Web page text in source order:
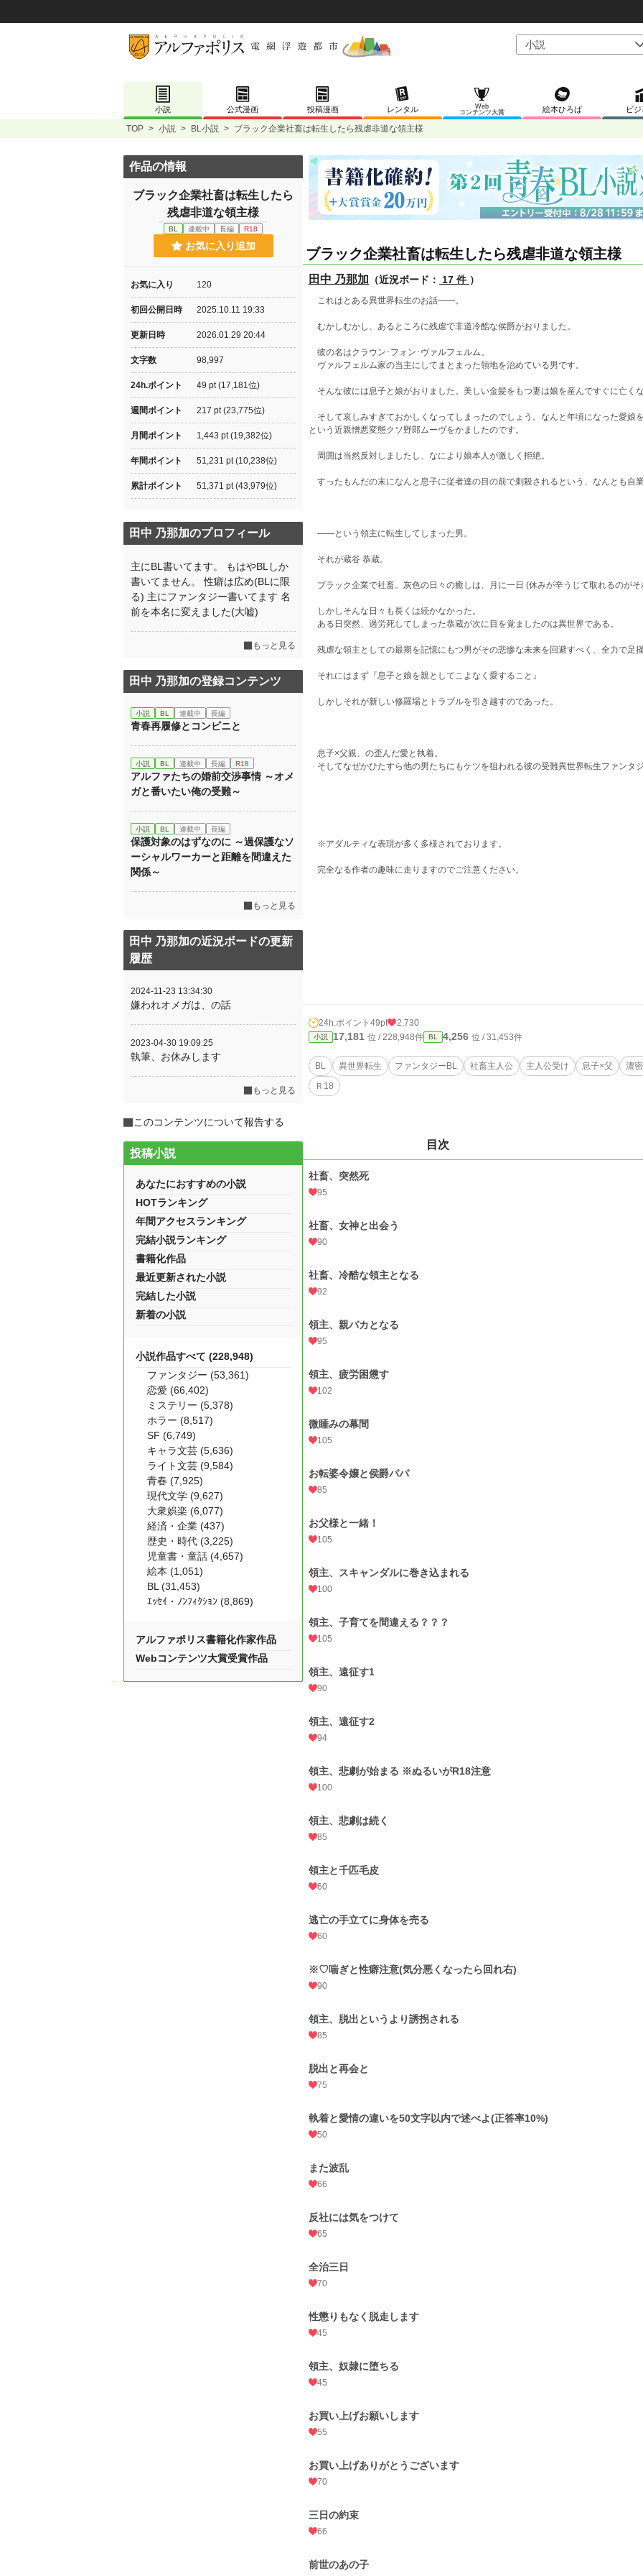
小説 公式漫画 投稿漫画 レンタル
Web
コンテンツ大賞
絵本ひろば ビジ
TOP > 小説 > BL小説 > ブラック企業社畜は転生したら残虐非道な領主様
ブラック企業社畜は転生したら残虐非道な領主様
田中 乃那加 （近況ボード： 17 件 ）
これはとある異世界転生のお話――。
むかしむかし、あるところに残虐で非道冷酷な侯爵がおりました。
彼の名はクラウン･フォン･ヴァルフェルム。
ヴァルフェルム家の当主にしてまとまった領地を治めている男です。
そんな彼には息子と娘がおりました。美しい金髪をもつ妻は娘を産んですぐに亡く
そして哀しみすぎておかしくなってしまったのでしょう。なんと年頃になった愛娘
という近親憎悪変態クソ野郎ムーヴをかましたのです。
周囲は当然反対しましたし、なにより娘本人が激しく拒絶。
すったもんだの末になんと息子に従者達の目の前で刺殺されるという、なんとも自
――という領主に転生してしまった男。
それが蔵谷 恭蔵。
ブラック企業で社畜。灰色の日々の癒しは、月に一日 (休みが辛うじて取れるのが
しかしそんな日々も長くは続かなかった。
ある日突然、過労死してしまった恭蔵が次に目を覚ましたのは異世界である。
残虐な領主としての最期を記憶にもつ男がその悲惨な未来を回避すべく、全力で足掻
それにはまず『息子と娘を親としてこよなく愛すること』
しかしそれが新しい修羅場とトラブルを引き越すのであった。
息子×父親、の歪んだ愛と執着。
そしてなぜかひたすら他の男たちにもケツを狙われる彼の受難異世界転生ファンタジ
※アダルティな表現が多く多様されております。
完全なる作者の趣味に走りますのでご注意ください。
24h.ポイント 49pt 2,730
小説 17,181 位 / 228,948件 BL 4,256 位 / 31,453件
BL 異世界転生 ファンタジーBL 社畜主人公 主人公受け 息子×父 濃
Ｒ18
目次
社畜、突然死
95
社畜、女神と出会う
90
社畜、冷酷な領主となる
92
領主、親バカとなる
95
領主、疲労困憊す
102
微睡みの幕間
105
お転婆令嬢と侯爵パパ
85
お父様と一緒！
105
領主、スキャンダルに巻き込まれる
100
領主、子育てを間違える？？？
105
領主、遠征す1
90
領主、遠征す2
94
領主、悲劇が始まる ※ぬるいがR18注意
100
領主、悲劇は続く
85
領主と千匹毛皮
60
逃亡の手立てに身体を売る
60
※♡喘ぎと性癖注意(気分悪くなったら回れ右)
90
領主、脱出というより誘拐される
85
脱出と再会と
75
執着と愛情の違いを50文字以内で述べよ(正答率10%)
50
また波乱
66
反社には気をつけて
65
全治三日
70
性懲りもなく脱走します
45
領主、奴隷に堕ちる
45
お買い上げお願いします
55
お買い上げありがとうございます
70
三日の約束
66
前世のあの子
作品の情報
ブラック企業社畜は転生したら
残虐非道な領主様
BL 連載中 長編 R18
お気に入り追加
お気に入り 120
初回公開日時 2025.10.11 19:33
更新日時 2026.01.29 20:44
文字数 98,997
24h.ポイント 49 pt (17,181位)
週間ポイント 217 pt (23,775位)
月間ポイント 1,443 pt (19,382位)
年間ポイント 51,231 pt (10,238位)
累計ポイント 51,371 pt (43,979位)
田中 乃那加のプロフィール
主にBL書いてます。 もはやBLしか
書いてません。 性癖は広め(BLに限
る) 主にファンタジー書いてます 名
前を本名に変えました(大嘘)
もっと見る
田中 乃那加の登録コンテンツ
小説 BL 連載中 長編
青春再履修とコンビニと
小説 BL 連載中 長編 R18
アルファたちの婚前交渉事情 ～オメ
ガと番いたい俺の受難～
小説 BL 連載中 長編
保護対象のはずなのに ～過保護なソ
ーシャルワーカーと距離を間違えた
関係～
もっと見る
田中 乃那加の近況ボードの更新
履歴
2024-11-23 13:34:30
嫌われオメガは、の話
2023-04-30 19:09:25
執筆、お休みします
もっと見る
このコンテンツについて報告する
投稿小説
あなたにおすすめの小説
HOTランキング
年間アクセスランキング
完結小説ランキング
書籍化作品
最近更新された小説
完結した小説
新着の小説
小説作品すべて (228,948)
ファンタジー (53,361)
恋愛 (66,402)
ミステリー (5,378)
ホラー (8,517)
SF (6,749)
キャラ文芸 (5,636)
ライト文芸 (9,584)
青春 (7,925)
現代文学 (9,627)
大衆娯楽 (6,077)
経済・企業 (437)
歴史・時代 (3,225)
児童書・童話 (4,657)
絵本 (1,051)
BL (31,453)
ｴｯｾｲ・ﾉﾝﾌｨｸｼｮﾝ (8,869)
アルファポリス書籍化作家作品
Webコンテンツ大賞受賞作品